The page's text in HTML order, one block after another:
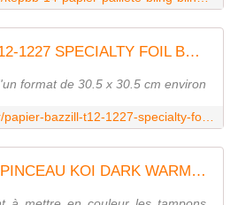
PAPIER BAZZILL T12-1227 SPECIALTY FOIL BOARD GOLD FOIL
format de 30.5 x 30.5 cm environ
XBR144 : FEUTRE PINCEAU KOI DARK WARM GRAY fee du scrap sakura